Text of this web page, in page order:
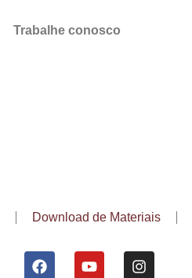
Trabalhe conosco
Download de Materiais